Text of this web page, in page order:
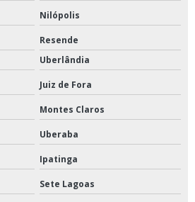
petróleo
Nilópolis
Resende
Uberlândia
Juiz de Fora
Montes Claros
Uberaba
Ipatinga
Sete Lagoas